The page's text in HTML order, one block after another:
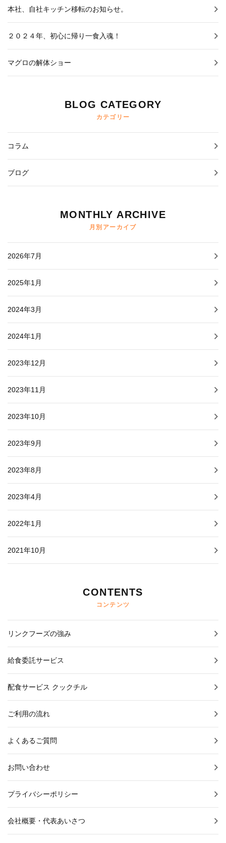
本社、自社キッチン移転のお知らせ。
２０２４年、初心に帰り一食入魂！
マグロの解体ショー
BLOG CATEGORY
カテゴリー
コラム
ブログ
MONTHLY ARCHIVE
月別アーカイブ
2026年7月
2025年1月
2024年3月
2024年1月
2023年12月
2023年11月
2023年10月
2023年9月
2023年8月
2023年4月
2022年1月
2021年10月
CONTENTS
コンテンツ
リンクフーズの強み
給食委託サービス
配食サービス クックチル
ご利用の流れ
よくあるご質問
お問い合わせ
プライバシーポリシー
会社概要・代表あいさつ